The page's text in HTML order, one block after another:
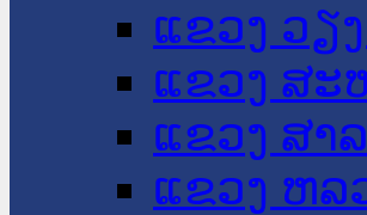
ແຂວງ ວຽ
ແຂວງ ສະ
ແຂວງ ສາ
ແຂວງ ຫລ